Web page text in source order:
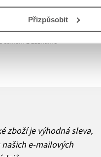
Přizpůsobit
celkem 2 záznamů
zboží je výhodná sleva,
e-mailových